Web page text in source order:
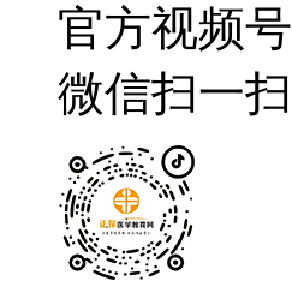
官方视频号
微信扫一扫